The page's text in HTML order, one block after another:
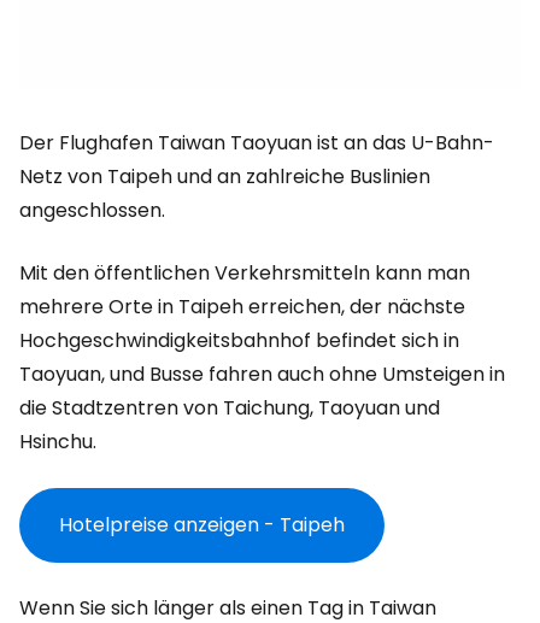
Der Flughafen Taiwan Taoyuan ist an das U-Bahn-
Netz von Taipeh und an zahlreiche Buslinien
angeschlossen.
Mit den öffentlichen Verkehrsmitteln kann man
mehrere Orte in Taipeh erreichen, der nächste
Hochgeschwindigkeitsbahnhof befindet sich in
Taoyuan, und Busse fahren auch ohne Umsteigen in
die Stadtzentren von Taichung, Taoyuan und
Hsinchu.
Hotelpreise anzeigen - Taipeh
Wenn Sie sich länger als einen Tag in Taiwan